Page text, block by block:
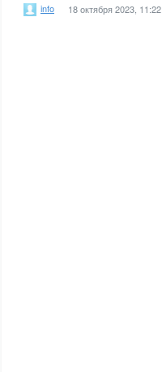
info 18 октября 2023, 11:22